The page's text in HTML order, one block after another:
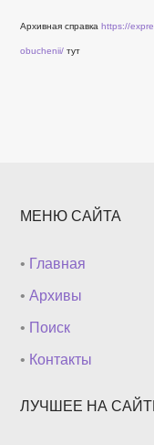
Архивная справкаhttps://
obuchenii/ тут
МЕНЮ САЙТА
• Главная
•Архивы
• Поиск
• Контакты
ЛУЧШЕЕ НА